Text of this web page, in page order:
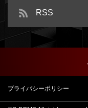
スマスロ タコスロ
RSS
プライバシーポリシー